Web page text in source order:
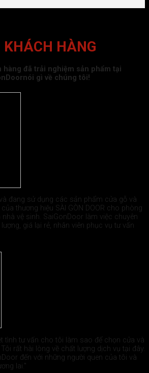
HÀNG
hàng đã trải nghiệm sản phẩm tại
gì về chúng tôi!
đang sử dụng các sản phẩm cửa gỗ và
thương hiệu SÀI GÒN DOOR cho phòng
vệ sinh. SaiGonDoor làm việc chuyên
giá lại rẻ, nhân viên phục vụ tư vấn
tình tư vấn cho tôi làm sao để chọn cửa và
rất hài lòng về chất lượng dịch vụ tại đây.
đến với những người quen của tôi và
lai."